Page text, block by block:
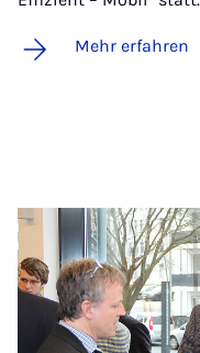
Mehr erfahren